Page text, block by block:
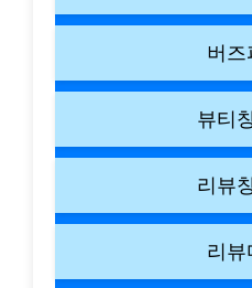
버즈
뷰티
리뷰
리뷰